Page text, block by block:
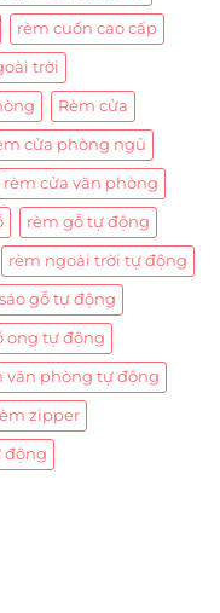
rèm cuốn cao cấp
trời
Rèm cửa
cửa phòng ngủ
rèm cửa văn phòng
rèm gỗ tự động
rèm ngoài trời tự động
gỗ tự động
ong tự động
văn phòng tự động
zipper
động